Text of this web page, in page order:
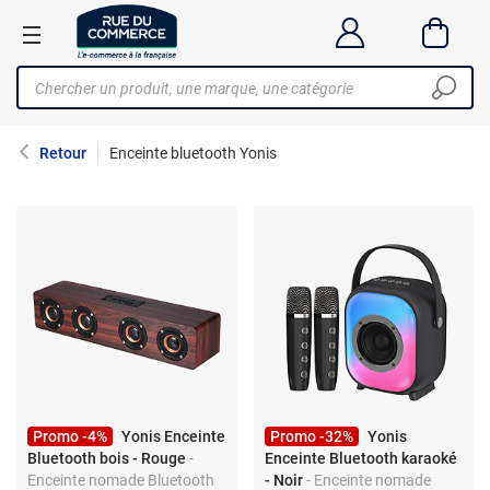
Retour Enceinte bluetooth Yonis
Promo -4%
Yonis Enceinte
Bluetooth bois - Rouge -
Enceinte nomade Bluetooth
Promo -32%
Yonis
Enceinte Bluetooth karaoké
- Noir - Enceinte nomade